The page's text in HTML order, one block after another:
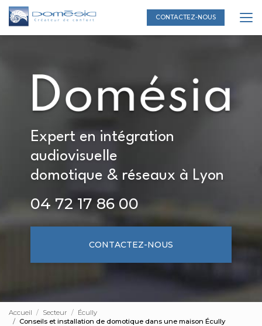
Aller
au
contenu
principal
CONTACTEZ-NOUS
Expert en intégration
audiovisuelle
domotique & réseaux à Lyon
04 72 17 86 00
CONTACTEZ-NOUS
Accueil Secteur
Écully
Conseils et installation de domotique dans une maison Écully